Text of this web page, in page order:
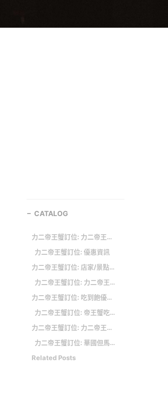
CATALOG
力二帝王蟹訂位: 力二帝王蟹生日優惠 在 聖誕蟹- 優惠推薦- 2022年1月 蝦皮購物台灣 的相關結果
力二帝王蟹訂位: 優惠資訊
力二帝王蟹訂位: 店家/景點資訊
力二帝王蟹訂位: 力二帝王蟹生日優惠 在 帝王蟹吃2隻就回本～手掌大天使蝦！50硬幣大干貝 - 小芝芝 的相關結果
力二帝王蟹訂位: 吃到飽優惠整理
力二帝王蟹訂位: 帝王蟹吃到飽 NT.1450 ★★★✩✩
力二帝王蟹訂位: 力二帝王蟹生日優惠 在 帝王蟹大餐 的相關結果
力二帝王蟹訂位: 華國但馬屋「帝王海鮮鍋」
Related Posts